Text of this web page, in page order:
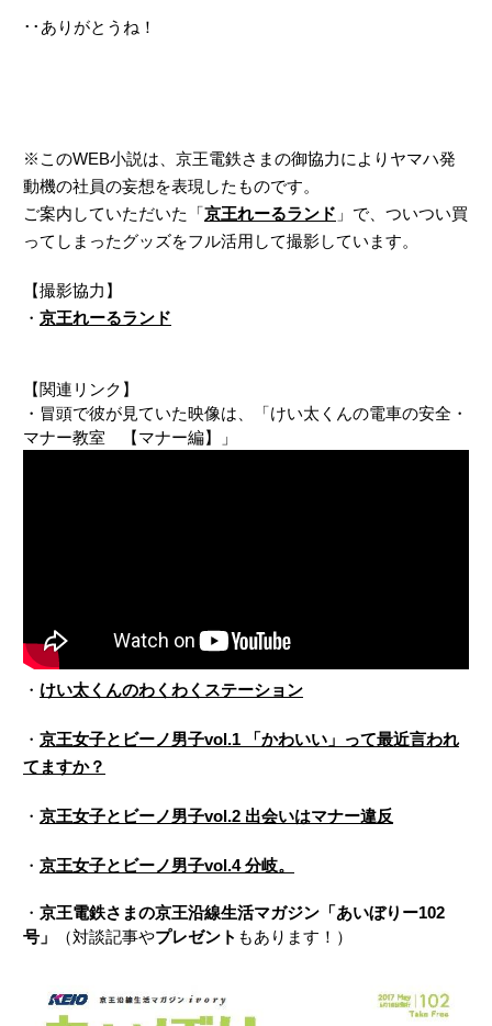
･･ありがとうね！
※このWEB小説は、京王電鉄さまの御協力によりヤマハ発
動機の社員の妄想を表現したものです。
ご案内していただいた「京王れーるランド 」で、ついつい買
ってしまったグッズをフル活用して撮影しています。
【撮影協力】
・ 京王れーるランド
【関連リンク】
・冒頭で彼が見ていた映像は、「けい太くんの電車の安全・
マナー教室 【マナー編】」
・ けい太くんのわくわくステーション
・ 京王女子とビーノ男子vol.1 「かわいい」って最近言われ
てますか？
・ 京王女子とビーノ男子vol.2 出会いはマナー違反
・ 京王女子とビーノ男子vol.4 分岐。
・ 京王電鉄さまの京王沿線生活マガジン「あいぼりー102
号」
（対談記事やプレゼント もあります！）